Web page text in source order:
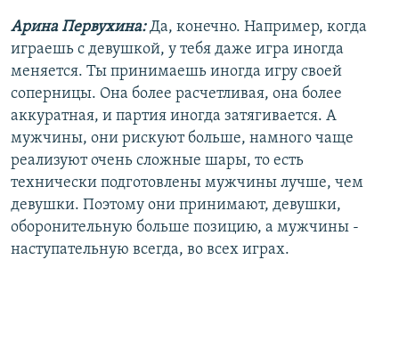
Арина Первухина:Да, конечно. Например, когда
играешь с девушкой, у тебя даже игра иногда
меняется. Ты принимаешь иногда игру своей
соперницы. Она более расчетливая, она более
аккуратная, и партия иногда затягивается. А
мужчины, они рискуют больше, намного чаще
реализуют очень сложные шары, то есть
технически подготовлены мужчины лучше, чем
девушки. Поэтому они принимают, девушки,
оборонительную больше позицию, а мужчины -
наступательную всегда, во всех играх.